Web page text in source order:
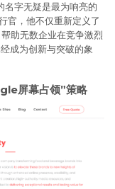
字无疑是最为响亮的
官，他不仅重新定义了
助无数企业在竞争激烈
成为创新与突破的象
屏幕占领”策略